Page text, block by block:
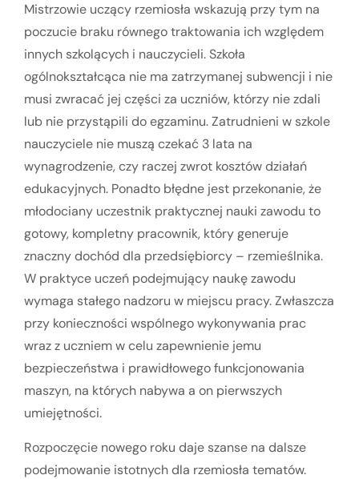
Mistrzowie uczący rzemiosła wskazują przy tym na
poczucie braku równego traktowania ich względem
innych szkolących i nauczycieli. Szkoła
ogólnokształcąca nie ma zatrzymanej subwencji i nie
musi zwracać jej części za uczniów, którzy nie zdali
lub nie przystąpili do egzaminu. Zatrudnieni w szkole
nauczyciele nie muszą czekać 3 lata na
wynagrodzenie, czy raczej zwrot kosztów działań
edukacyjnych. Ponadto błędne jest przekonanie, że
młodociany uczestnik praktycznej nauki zawodu to
gotowy, kompletny pracownik, który generuje
znaczny dochód dla przedsiębiorcy – rzemieślnika.
W praktyce uczeń podejmujący naukę zawodu
wymaga stałego nadzoru w miejscu pracy. Zwłaszcza
przy konieczności wspólnego wykonywania prac
wraz z uczniem w celu zapewnienie jemu
bezpieczeństwa i prawidłowego funkcjonowania
maszyn, na których nabywa a on pierwszych
umiejętności.
Rozpoczęcie nowego roku daje szanse na dalsze
podejmowanie istotnych dla rzemiosła tematów.